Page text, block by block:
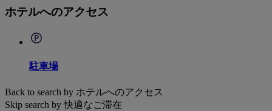
ホテルへのアクセス
駐車場
Back to search by ホテルへのアクセス
Skip search by 快適なご滞在